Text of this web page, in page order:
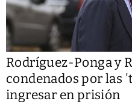
Rodríguez-Ponga y
condenados por las
ingresar en prisión